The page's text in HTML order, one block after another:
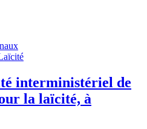
interministériel de
la laïcité, à